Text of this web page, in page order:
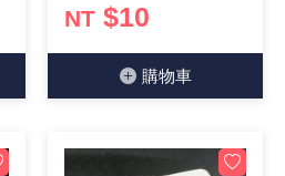
NT $10
購物⾞